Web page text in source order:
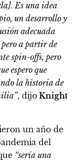
Es una idea
un desarrollo y
adecuada
pero a partir de
spin-offs, pero
espero que
la historia de
, dijo Knight
un año de
del
“sería una